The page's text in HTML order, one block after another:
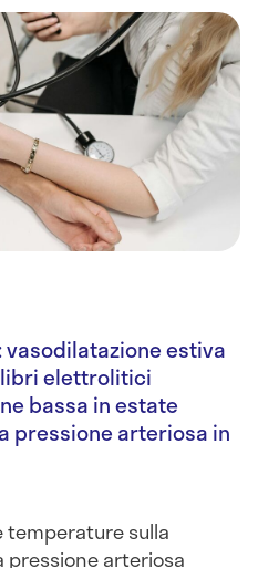
estiva
elettrolitici
bassa in estate
pressione arteriosa in
temperature sulla
pressione arteriosa